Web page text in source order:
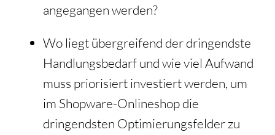
angegangen werden?
Wo liegt übergreifend der dringendste
Handlungsbedarf und wie viel Aufwand
muss priorisiert investiert werden, um
im Shopware-Onlineshop die
dringendsten Optimierungsfelder zu